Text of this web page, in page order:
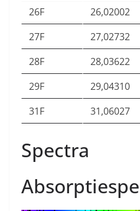
26F
26,02002
27F
27,02732
28F
28,03622
29F
29,04310
31F
31,06027
Spectra